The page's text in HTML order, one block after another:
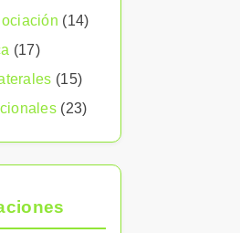
(14)
(17)
(15)
(23)